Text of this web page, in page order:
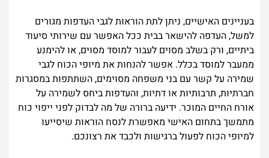
בעניינים האישיים, ניתן לתת הוראות לגבי העדפות מגורים
למשל, העדפה להישאר בבית ככל האפשר עם שירותי סיעוד
ביתיים, ורק בשלב מסוים לעבור למוסד מסוים, או להימנע
ממעבר למוסד בכלל. אפשר להנחות את מיופי הכוח לגבי
שמירה על קשר עם בני משפחה מסוימים, השתתפות במסגרות
חברתיות, תרבותיות או דתיות, והעדפות ביחס לשמירה על
אורח החיים המוכר. ידיעה ברורה של מה לבדוק לפני ייפוי כוח
מתמשך בתחום האישי מאפשרת לנסח הוראות שיסייעו
למיופי הכוח לפעול ברגישות ולכבד את רצונכם.